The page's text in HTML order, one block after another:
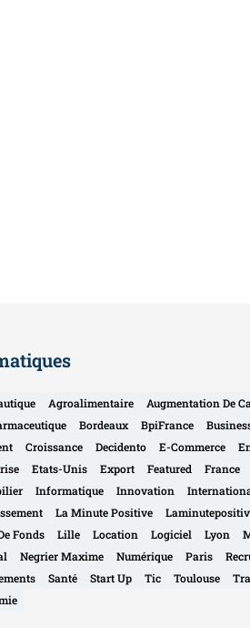
Agroalimentaire
Augmentation De
Bordeaux BpiFrance
Croissance Decidento E-Commerce
Etats-Unis Export Featured France
Informatique Innovation
La Minute Positive
Fonds
Lille Location Logiciel Lyon
Negrier Maxime Numérique Paris
Santé Start Up Tic Toulouse